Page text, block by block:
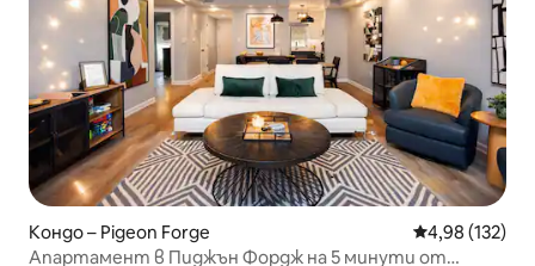
Кондо – Pigeon Forge Средна
4,98 (132)
Апартамент в Пиджън Фордж на 5 минути от